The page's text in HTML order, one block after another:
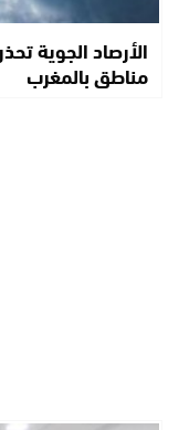
الأرصاد الجوية
مناطق بالمغرب